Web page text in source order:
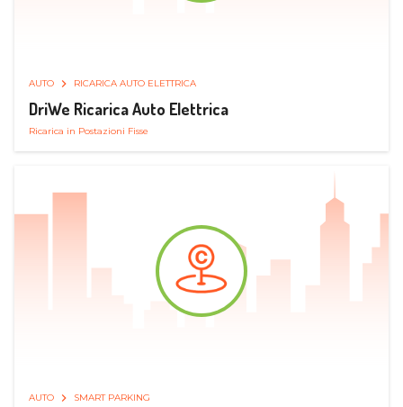
AUTO RICARICA AUTO ELETTRICA
DriWe Ricarica Auto Elettrica
Ricarica in Postazioni Fisse
AUTO SMART PARKING